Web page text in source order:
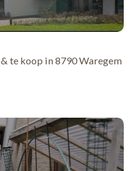
te koop in 8790 Waregem